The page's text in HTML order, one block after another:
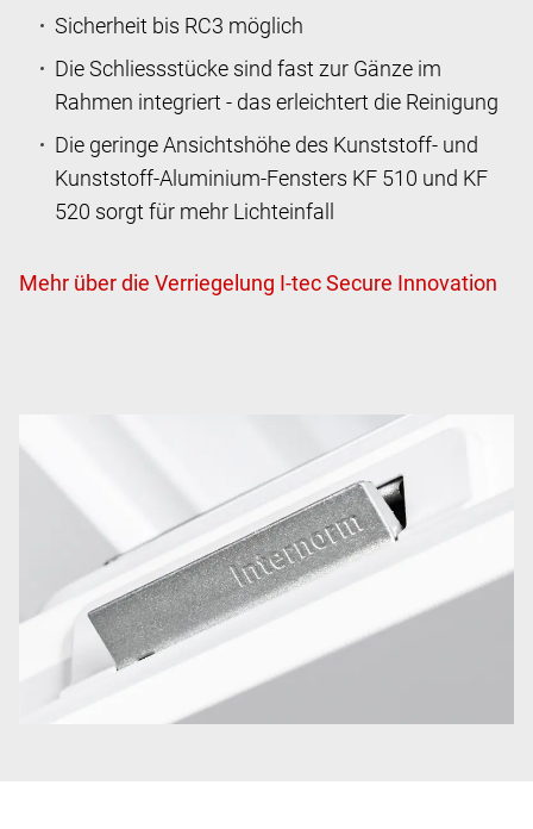
Sicherheit bis RC3 möglich
Die Schliessstücke sind fast zur Gänze im
Rahmen integriert - das erleichtert die Reinigung
Die geringe Ansichtshöhe des Kunststoff- und
Kunststoff-Aluminium-Fensters KF 510 und KF
520 sorgt für mehr Lichteinfall